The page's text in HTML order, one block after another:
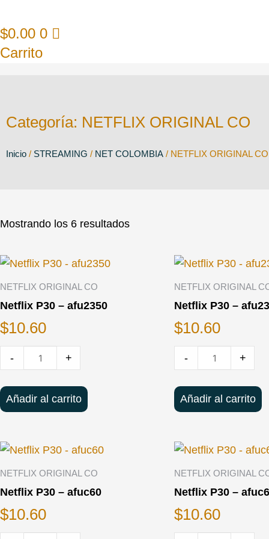
$0.00 0
Carrito
Categoría: NETFLIX ORIGINAL CO
Inicio / STREAMING / NET COLOMBIA / NETFLIX ORIGINAL CO
Mostrando los 6 resultados
NETFLIX ORIGINAL CO
Netflix P30 – afu2350
$10.60
Cantidad
de
-
afu2350
- +
Añadir al carrito
NETFLIX ORIGINAL
Netflix P30 –
$10.60
Cantidad
de
-
afu2354
- +
Añadir al carrito
NETFLIX ORIGINAL CO
Netflix P30 – afuc60
$10.60
Cantidad
de
-
NETFLIX ORIGINAL
Netflix P30 –
$10.60
Cantidad
de
-